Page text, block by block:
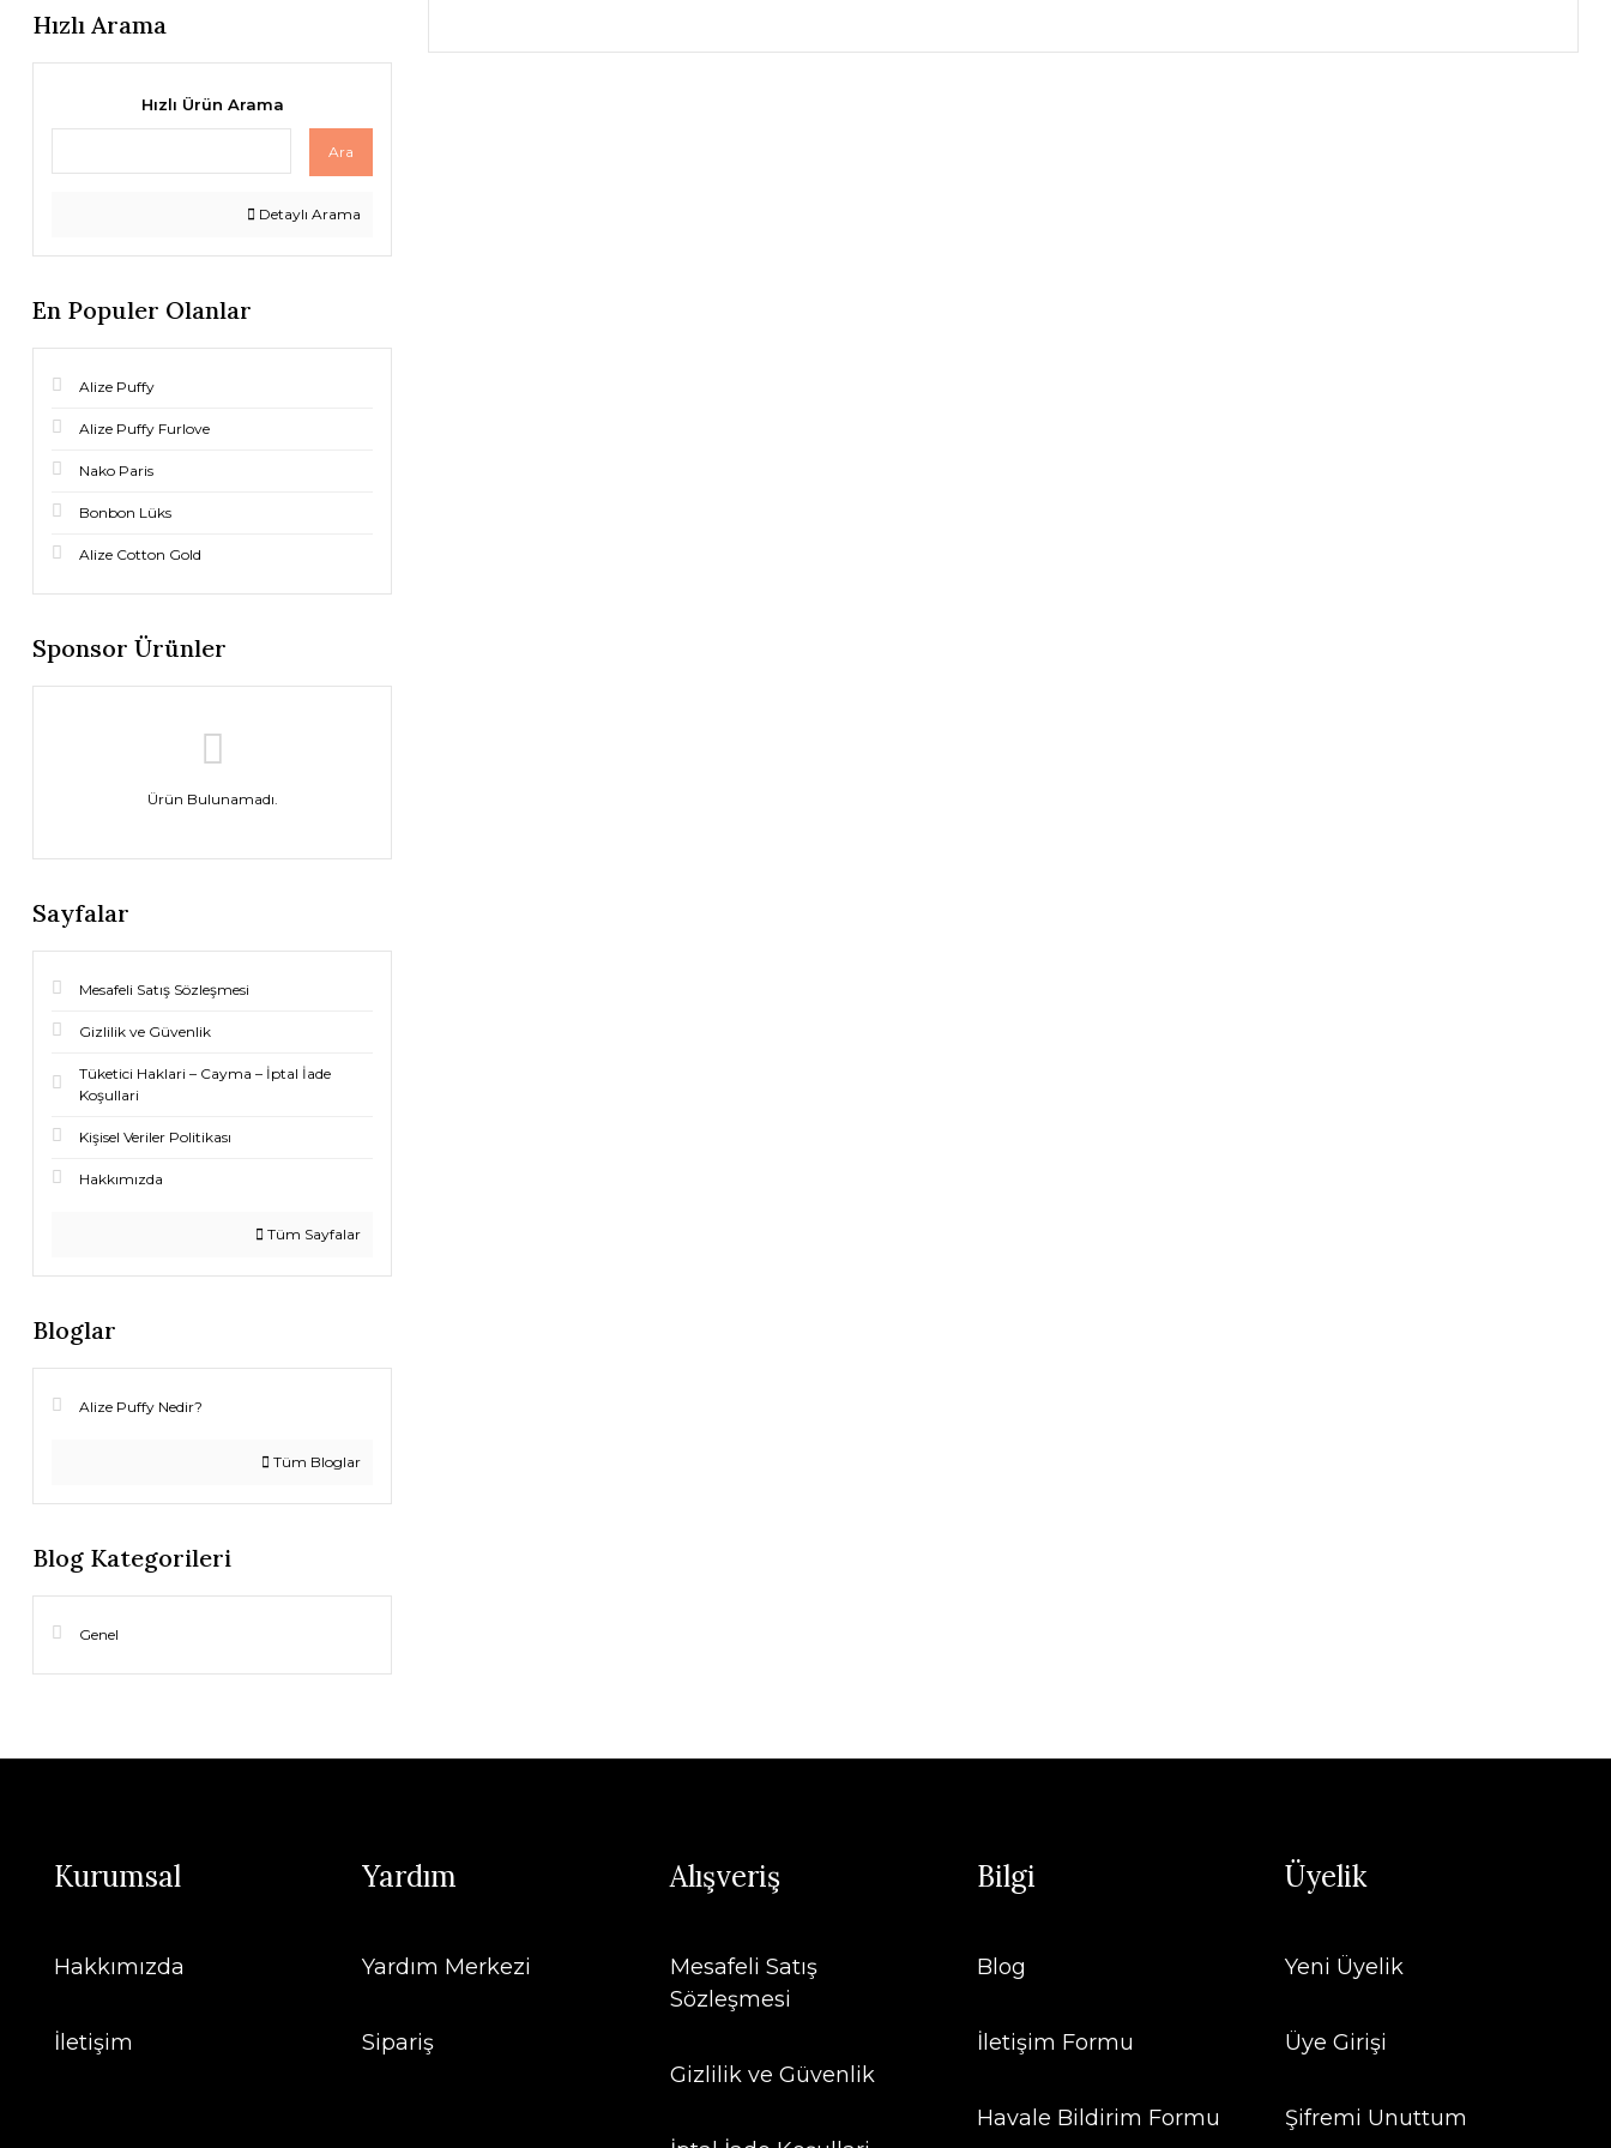
Hızlı Arama
Hızlı Ürün Arama
Ara
Detaylı Arama
En Populer Olanlar
Alize Puffy
Alize Puffy Furlove
Nako Paris
Bonbon Lüks
Alize Cotton Gold
Sponsor Ürünler
Ürün Bulunamadı.
Sayfalar
Mesafeli Satış Sözleşmesi
Gizlilik ve Güvenlik
Tüketici Haklari – Cayma – İptal İade
Koşullari
Kişisel Veriler Politikası
Hakkımızda
Tüm Sayfalar
Bloglar
Alize Puffy Nedir?
Tüm Bloglar
Blog Kategorileri
Genel
Kurumsal
Hakkımızda
İletişim
Yardım
Yardım Merkezi
Sipariş
Alışveriş
Mesafeli Satış
Sözleşmesi
Gizlilik ve Güvenlik
Bilgi
Blog
İletişim Formu
Havale Bildirim Formu
Üyelik
Yeni Üyelik
Üye Girişi
Şifremi Unuttum